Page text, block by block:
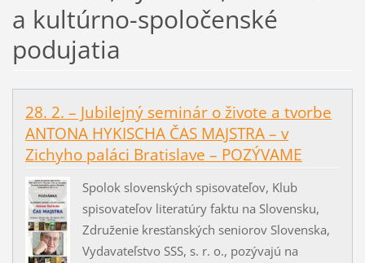
a kultúrno-spoločenské
podujatia
28. 2. – Jubilejný seminár o živote a tvorbe
ANTONA HYKISCHA ČAS MAJSTRA – v
Zichyho paláci Bratislave – POZÝVAME
Spolok slovenských spisovateľov, Klub
spisovateľov literatúry faktu na Slovensku,
Združenie kresťanských seniorov Slovenska,
Vydavateľstvo SSS, s. r. o., pozývajú na